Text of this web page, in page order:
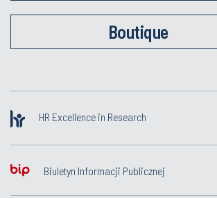
Boutique
HR Excellence in Research
Biuletyn Informacji Publicznej